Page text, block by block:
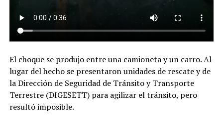
El choque se produjo entre una camioneta y un carro. Al
lugar del hecho se presentaron unidades de rescate y de
la Dirección de Seguridad de Tránsito y Transporte
Terrestre (DIGESETT) para agilizar el tránsito, pero
resultó imposible.